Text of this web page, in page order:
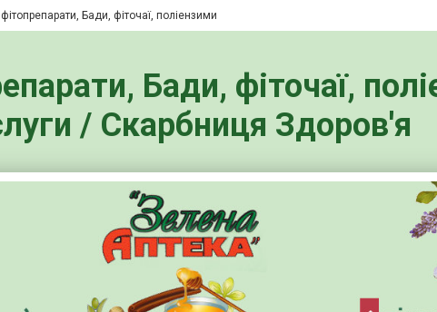
Бади, фіточаї, поліензими
Бади, фіточаї,
/ Скарбниця Здоров'я